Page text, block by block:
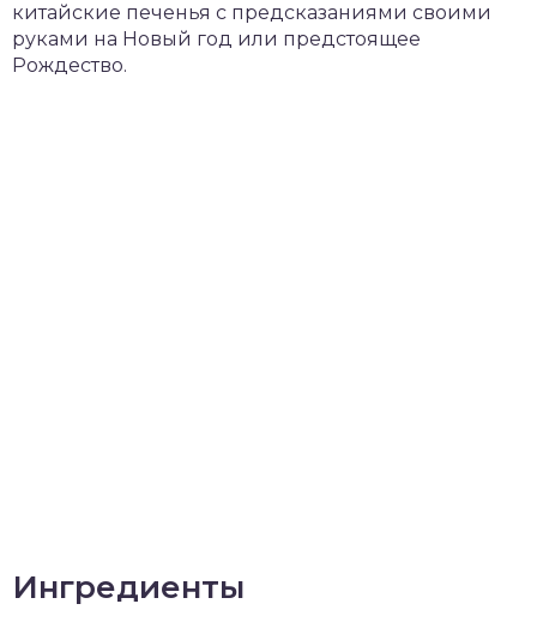
китайские печенья с предсказаниями своими
руками на Новый год или предстоящее
Рождество.
Ингредиенты